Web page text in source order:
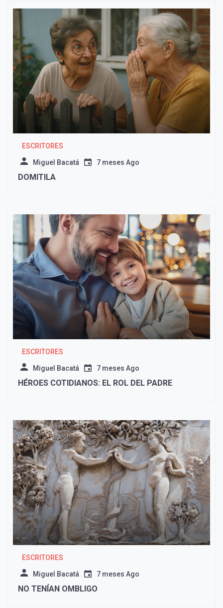
ESCRITORES
Miguel Bacatá 7 meses Ago
DOMITILA
ESCRITORES
Miguel Bacatá 7 meses Ago
HÉROES COTIDIANOS: EL ROL DEL PADRE
ESCRITORES
Miguel Bacatá 7 meses Ago
NO TENÍAN OMBLIGO